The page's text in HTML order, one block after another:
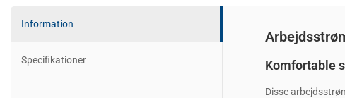
Information
Specifikationer Komfortable
Disse